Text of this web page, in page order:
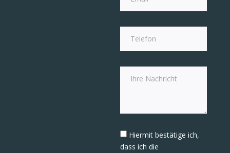
Hiermit bestätige ich,
dass ich die